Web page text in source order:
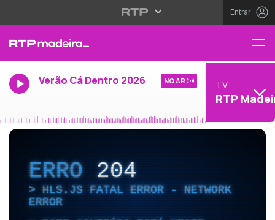
Entrar
Verão Cá Dentro 2026 NO AR TV
RTP
ERRO204
HLS.JS FATAL ERROR - NETWORK
ERROR